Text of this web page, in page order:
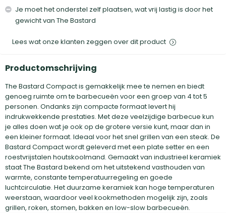
Je moet het onderstel zelf plaatsen, wat vrij lastig is door het
gewicht van The Bastard
Lees wat onze klanten zeggen over dit product
Productomschrijving
The Bastard Compact is gemakkelijk mee te nemen en biedt
genoeg ruimte om te barbecueën voor een groep van 4 tot 5
personen. Ondanks zijn compacte formaat levert hij
indrukwekkende prestaties. Met deze veelzijdige barbecue kun
je alles doen wat je ook op de grotere versie kunt, maar dan in
een kleiner formaat. Ideaal voor het snel grillen van een steak. De
Bastard Compact wordt geleverd met een plate setter en een
roestvrijstalen houtskoolmand. Gemaakt van industrieel keramiek
staat The Bastard bekend om het uitstekend vasthouden van
warmte, constante temperatuurregeling en goede
luchtcirculatie. Het duurzame keramiek kan hoge temperaturen
weerstaan, waardoor veel kookmethoden mogelijk zijn, zoals
grillen, roken, stomen, bakken en low-slow barbecueën.